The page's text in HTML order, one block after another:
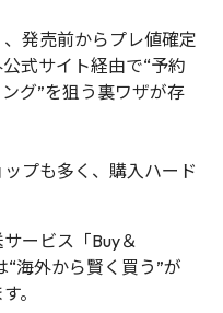
発売前からプレ値確定
式サイト経由で“予約
グ”を狙う裏ワザが存
プも多く、購入ハード
ービス「Buy＆
海外から賢く買う”が
。